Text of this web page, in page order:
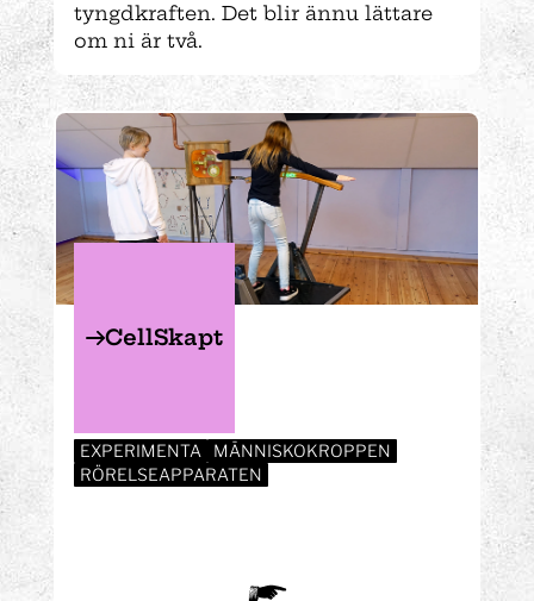
tyngdkraften. Det blir ännu lättare
om ni är två.
CellSkapt
EXPERIMENTA
MÄNNISKOKROPPEN
RÖRELSEAPPARATEN